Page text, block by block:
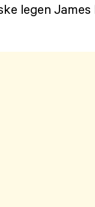
legen